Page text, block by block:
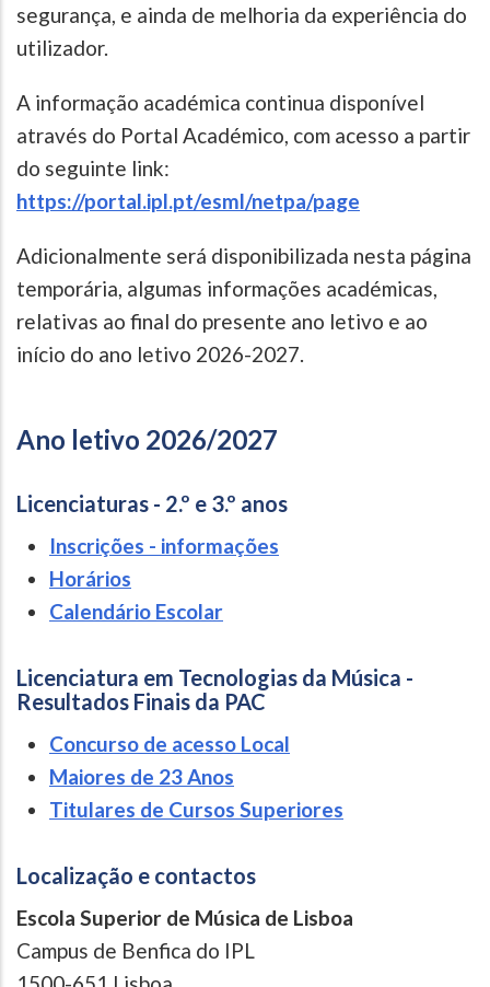
segurança, e ainda de melhoria da experiência do
utilizador.
A informação académica continua disponível
através do Portal Académico, com acesso a partir
do seguinte link:
https://portal.ipl.pt/esml/netpa/page
Adicionalmente será disponibilizada nesta página
temporária, algumas informações académicas,
relativas ao final do presente ano letivo e ao
início do ano letivo 2026-2027.
Ano letivo 2026/2027
Licenciaturas - 2.º e 3.º anos
Inscrições - informações
Horários
Calendário Escolar
Licenciatura em Tecnologias da Música -
Resultados Finais da PAC
Concurso de acesso Local
Maiores de 23 Anos
Titulares de Cursos Superiores
Localização e contactos
Escola Superior de Música de Lisboa
Campus de Benfica do IPL